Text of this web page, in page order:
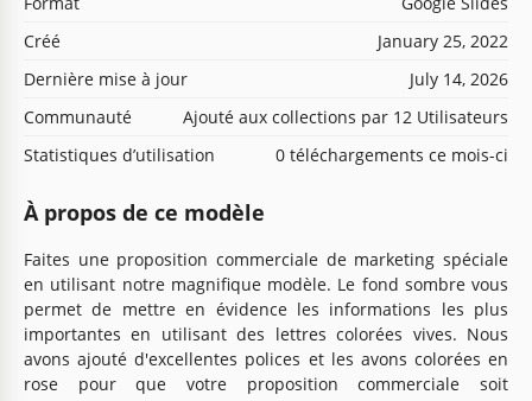
Créé
January 25, 2022
Dernière mise à jour
July 14, 2026
Communauté
Ajouté aux collections par 12 Utilisateurs
Statistiques d’utilisation
0 téléchargements ce mois-ci
À propos de ce modèle
Faites une proposition commerciale de marketing spéciale
en utilisant notre magnifique modèle. Le fond sombre vous
permet de mettre en évidence les informations les plus
importantes en utilisant des lettres colorées vives. Nous
avons ajouté d'excellentes polices et les avons colorées en
rose pour que votre proposition commerciale soit